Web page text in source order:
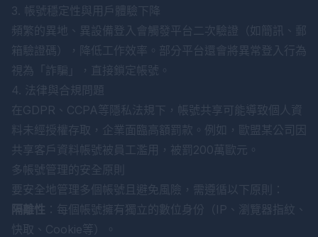
3. 帳號穩定性與用戶體驗下降
頻繁的異地、異設備登入會觸發平台二次驗證（如簡訊、郵
箱驗證碼），降低工作效率。部分平台還會將異常登入行為
視為「詐騙」，直接鎖定帳號。
4. 法律與合規問題
在GDPR、CCPA等隱私法規下，帳號共享可能導致個人資
料未經授權存取，企業面臨高額罰款。例如，歐盟某公司因
共享客戶資料帳號被員工濫用，被罰200萬歐元。
多帳號管理的安全原則
要安全地管理多個帳號且避免風險，需遵循以下原則：
隔離性 ：每個帳號擁有獨立的數位身份（IP、瀏覽器指紋、
快取、Cookie等）。